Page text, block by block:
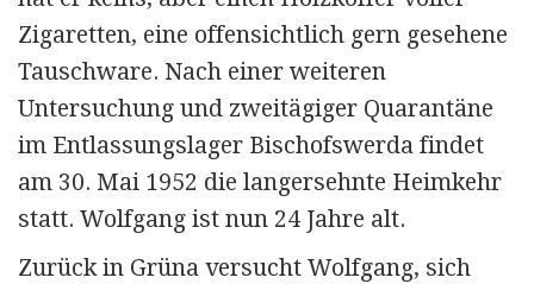
Zigaretten, eine offensichtlich gern gesehene
Tauschware. Nach einer weiteren
Untersuchung und zweitägiger Quarantäne
im Entlassungslager Bischofswerda findet
am 30. Mai 1952 die langersehnte Heimkehr
statt. Wolfgang ist nun 24 Jahre alt.
Zurück in Grüna versucht Wolfgang, sich